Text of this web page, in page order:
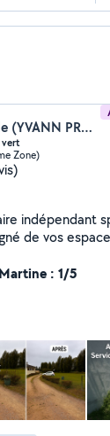
Yvann Vanhille (YVANN PROD)
vert
Zone)
de vos
jardin
réguliers.
garanti
: 1/5